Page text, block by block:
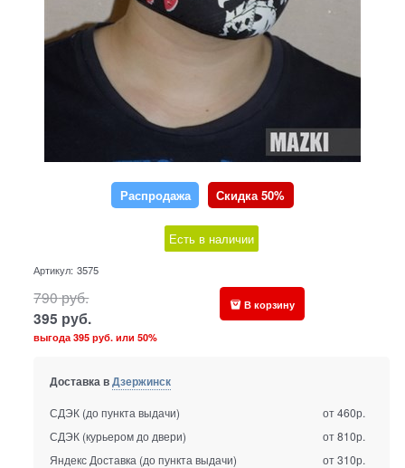
Распродажа Скидка 50%
Есть в наличии
Артикул: 3575
790руб.
395 руб.
выгода395 руб. или50%
В корзину
Доставка вДзержинск
СДЭК (до пункта выдачи)
от 460р.
СДЭК (курьером до двери)
от 810р.
Яндекс Доставка (до пункта выдачи)
от 310р.